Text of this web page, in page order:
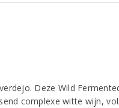
Deze Wild
complexe witte wijn,